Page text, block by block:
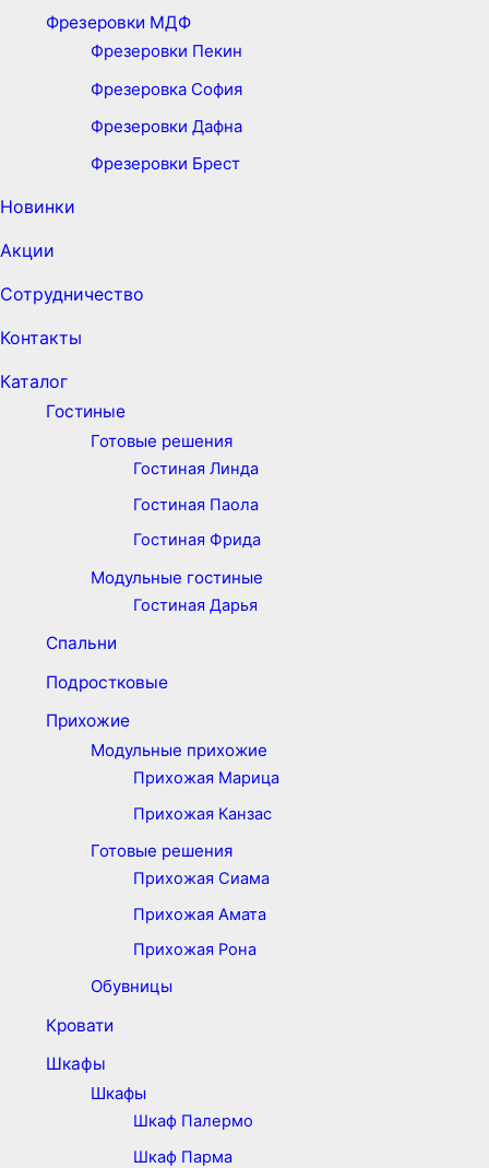
Фрезеровки МДФ
Фрезеровки Пекин
Фрезеровка София
Фрезеровки Дафна
Фрезеровки Брест
Новинки
Акции
Сотрудничество
Контакты
Каталог
Гостиные
Готовые решения
Гостиная Линда
Гостиная Паола
Гостиная Фрида
Модульные гостиные
Гостиная Дарья
Спальни
Подростковые
Прихожие
Модульные прихожие
Прихожая Марица
Прихожая Канзас
Готовые решения
Прихожая Сиама
Прихожая Амата
Прихожая Рона
Обувницы
Кровати
Шкафы
Шкафы
Шкаф Палермо
Шкаф Парма